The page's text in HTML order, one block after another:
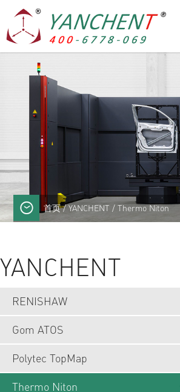
首页/YANCHENT / Thermo Niton
YANCHENT
RENISHAW
Gom ATOS
Polytec TopMap
Thermo Niton